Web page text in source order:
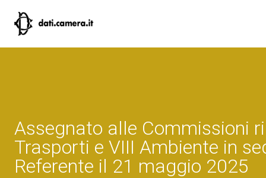
Assegnato alle Commissioni
Trasporti e VIII Ambiente in
Referente il 21 maggio 2025